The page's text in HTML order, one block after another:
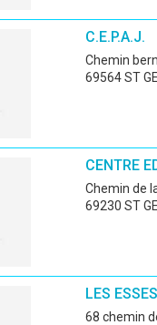
C.E.P.A.J.
chemin
69564 ST
CENTRE
chemin de
69230 ST
LES ESSES
68 chemin